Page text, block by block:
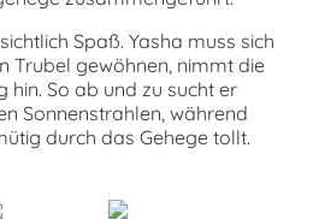
Spaß. Yasha muss sich
Trubel gewöhnen, nimmt die
hin. So ab und zu sucht er
Sonnenstrahlen, während
durch das Gehege tollt.